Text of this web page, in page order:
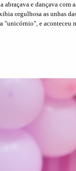
abraçava e dançava
orgulhosa as unhas
"unicórnio", e aconteceu